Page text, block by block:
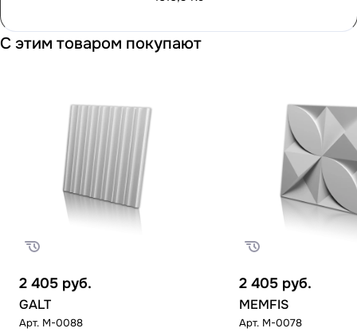
С этим товаром покупают
2 405 руб.
GALT
Арт. M-0088
2 405 руб.
MEMFIS
Арт. M-0078